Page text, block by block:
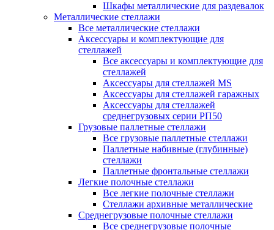
Шкафы металлические для раздевалок
Металлические стеллажи
Все металлические стеллажи
Аксессуары и комплектующие для
стеллажей
Все аксессуары и комплектующие для
стеллажей
Аксессуары для стеллажей MS
Аксессуары для стеллажей гаражных
Аксессуары для стеллажей
среднегрузовых серии РП50
Грузовые паллетные стеллажи
Все грузовые паллетные стеллажи
Паллетные набивные (глубинные)
стеллажи
Паллетные фронтальные стеллажи
Легкие полочные стеллажи
Все легкие полочные стеллажи
Стеллажи архивные металлические
Среднегрузовые полочные стеллажи
Все среднегрузовые полочные